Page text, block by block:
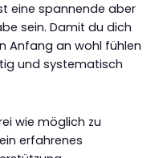
eine spannende aber
sein. Damit du dich
Anfang an wohl fühlen
und systematisch
wie möglich zu
erfahrenes